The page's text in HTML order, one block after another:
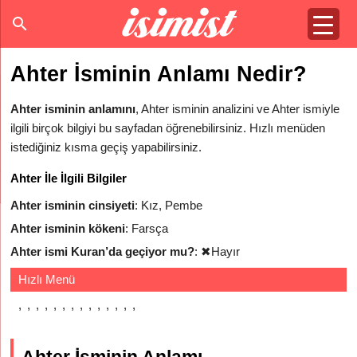
Ahter İsminin Anlamı Nedir?
Ahter isminin anlamını, Ahter isminin analizini ve Ahter ismiyle
ilgili birçok bilgiyi bu sayfadan öğrenebilirsiniz. Hızlı menüden
istediğiniz kısma geçiş yapabilirsiniz.
Ahter İle İlgili Bilgiler
Ahter isminin cinsiyeti: Kız, Pembe
Ahter isminin kökeni: Farsça
Ahter ismi Kuran’da geçiyor mu?: ✖Hayır
Hızlı Menü